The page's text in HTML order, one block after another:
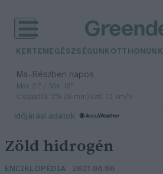
KERTEM EGÉSZSÉGÜNK OTTHONUNK
Ma– Részben napos
Max 31° / Min 18°
Csapadék: 3% (0 mm)Szél: 13 km/h
időjárási adatok:
Zöld hidrogén
ENCIKLOPÉDIA 2021.08.06